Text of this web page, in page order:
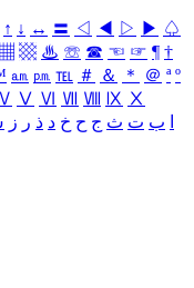
↑ ↓ ↔ 〓 ◁ ◀ ▷ ▶ ♤
▩ ♨ ☏ ☎ ☜ ☞ ¶ †
㏂ ㏘ ℡ ＃ ＆ ＊ ＠ ª º
Ⅳ Ⅴ Ⅵ Ⅶ Ⅷ Ⅸ Ⅹ
ب ت ث ج ح خ د ذ ر ز